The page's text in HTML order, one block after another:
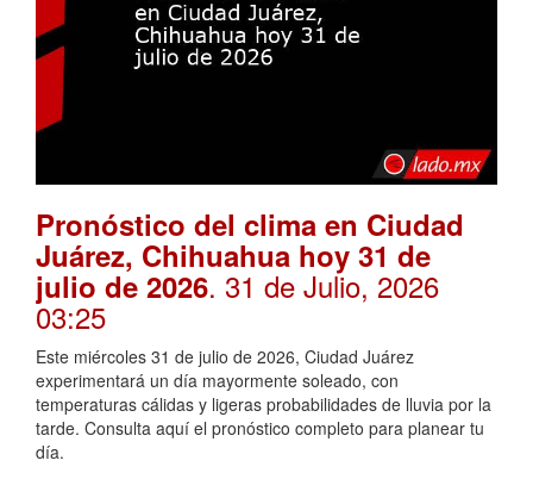
Pronóstico del clima en Ciudad
Juárez, Chihuahua hoy 31 de
julio de 2026. 31 de Julio, 2026
03:25
Este miércoles 31 de julio de 2026, Ciudad Juárez
experimentará un día mayormente soleado, con
temperaturas cálidas y ligeras probabilidades de lluvia por la
tarde. Consulta aquí el pronóstico completo para planear tu
día.